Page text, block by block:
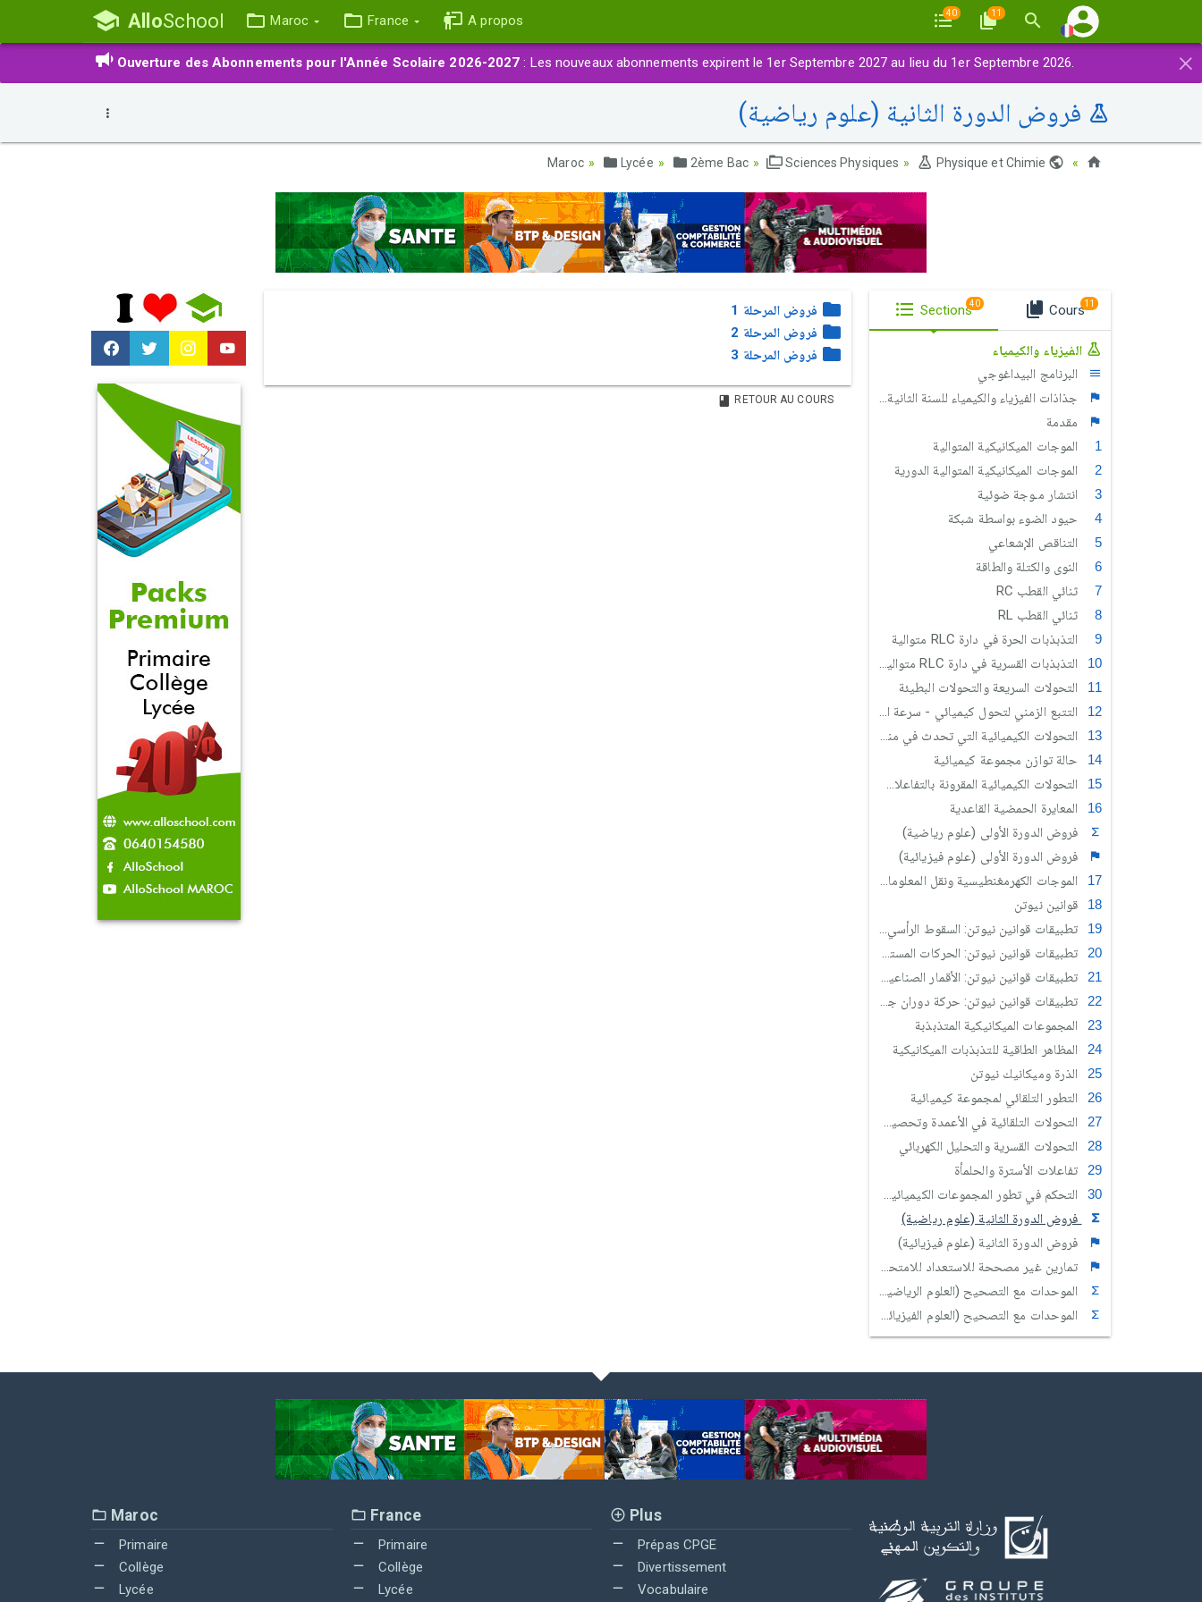
AlloSchool Maroc France A propos 40 11
×
Ouverture des Abonnements pour l'Année Scolaire 2026-2027 : Les nouveaux abonnements expirent le 1er Septembre 2027 au lieu du 1er Septembre 2026.
فروض الدورة الثانية (علوم رياضية)
Lycée 2ème Bac Sciences Physiques Physique et Chimie
فروض المرحلة 1
فروض المرحلة 2
فروض المرحلة 3
RETOUR AU COURS
Sections40 Cours11
الفيزياء والكيمياء
البرنامج البيداغوجي
جذاذات الفيزياء والكيمياء للسنة الثانية بكالوريا
مقدمة
الموجات الميكانيكية المتوالية
الموجات الميكانيكية المتوالية الدورية
انتشار مـوجة ضوئية
حيود الضوء بواسطة شبكة
التناقص الإشعاعي
النوى والكتلة والطاقة
ثنائي القطب RC
ثنائي القطب RL
التذبذبات الحرة في دارة RLC متوالية
التذبذبات القسرية في دارة RLC متوالية (علوم رياضية)
التحولات السريعة والتحولات البطيئة
التتبع الزمني لتحول كيميائي - سرعة التفاعل
التحولات الكيميائية التي تحدث في منحيين
حالة توازن مجموعة كيميائية
التحولات الكيميائية المقرونة بالتفاعلات حمض قاعدة
المعايرة الحمضية القاعدية
فروض الدورة الأولى (علوم رياضية)
فروض الدورة الأولى (علوم فيزيائية)
الموجات الكهرمغنطيسية ونقل المعلومات - تضمين الوسع
قوانين نيوتن
تطبيقات قوانين نيوتن: السقوط الرأسي لجسم صلب
تطبيقات قوانين نيوتن: الحركات المستوية
تطبيقات قوانين نيوتن: الأقمار الصناعية والكواكب
تطبيقات قوانين نيوتن: حركة دوران جسم صلب حول محور ثابت
المجموعات الميكانيكية المتذبذبة
المظاهر الطاقية للتذبذبات الميكانيكية
الذرة وميكانيك نيوتن
التطور التلقائي لمجموعة كيميائية
التحولات التلقائية في الأعمدة وتحصيل الطاقة
التحولات القسرية والتحليل الكهربائي
تفاعلات الأسترة والحلمأة
التحكم في تطور المجموعات الكيميائية بتغيير متفاعل
فروض الدورة الثانية (علوم رياضية)
فروض الدورة الثانية (علوم فيزيائية)
تمارين غير مصححة للاستعداد للامتحان الوطني
الموحدات مع التصحيح (العلوم الرياضية)
الموحدات مع التصحيح (العلوم الفيزيائية)
Maroc
Primaire
Collège
Lycée
France
Primaire
Collège
Lycée
Plus
Prépas CPGE
Divertissement
Vocabulaire